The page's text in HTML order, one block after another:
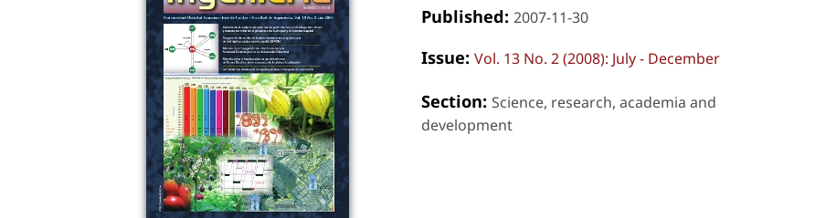
Published: 2007-11-30
Issue: Vol. 13 No. 2 (2008): July - December
Section: Science, research, academia and
development